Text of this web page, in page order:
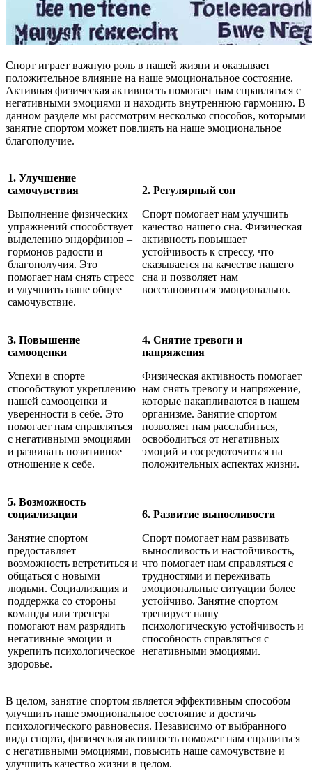
Спорт играет важную роль в нашей жизни и оказывает
положительное влияние на наше эмоциональное состояние.
Активная физическая активность помогает нам справляться с
негативными эмоциями и находить внутреннюю гармонию. В
данном разделе мы рассмотрим несколько способов, которыми
занятие спортом может повлиять на наше эмоциональное
благополучие.
1. Улучшение
самочувствия
Выполнение физических
упражнений способствует
выделению эндорфинов –
гормонов радости и
благополучия. Это
помогает нам снять стресс
и улучшить наше общее
самочувствие.
2. Регулярный сон
Спорт помогает нам улучшить
качество нашего сна. Физическая
активность повышает
устойчивость к стрессу, что
сказывается на качестве нашего
сна и позволяет нам
восстановиться эмоционально.
3. Повышение
самооценки
Успехи в спорте
способствуют укреплению
нашей самооценки и
уверенности в себе. Это
помогает нам справляться
с негативными эмоциями
и развивать позитивное
отношение к себе.
4. Снятие тревоги и
напряжения
Физическая активность помогает
нам снять тревогу и напряжение,
которые накапливаются в нашем
организме. Занятие спортом
позволяет нам расслабиться,
освободиться от негативных
эмоций и сосредоточиться на
положительных аспектах жизни.
5. Возможность
социализации
Занятие спортом
предоставляет
возможность встретиться и
общаться с новыми
людьми. Социализация и
поддержка со стороны
команды или тренера
помогают нам разрядить
негативные эмоции и
укрепить психологическое
здоровье.
6. Развитие выносливости
Спорт помогает нам развивать
выносливость и настойчивость,
что помогает нам справляться с
трудностями и переживать
эмоциональные ситуации более
устойчиво. Занятие спортом
тренирует нашу
психологическую устойчивость и
способность справляться с
негативными эмоциями.
В целом, занятие спортом является эффективным способом
улучшить наше эмоциональное состояние и достичь
психологического равновесия. Независимо от выбранного
вида спорта, физическая активность поможет нам справиться
с негативными эмоциями, повысить наше самочувствие и
улучшить качество жизни в целом.